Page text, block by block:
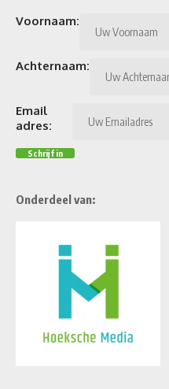
Voornaam:
Achternaam:
Email
adres:
Onderdeel van: